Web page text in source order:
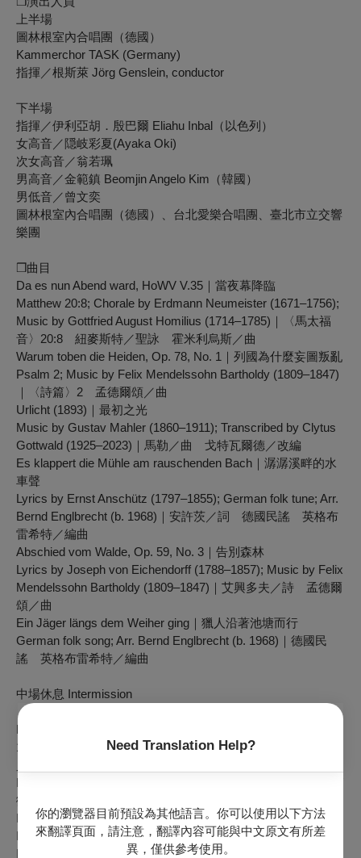
Need Translation Help?
你的瀏覽器目前預設為其他語言。你可以使用以下方法
來翻譯頁面，請注意，翻譯內容可能與中文原文有所差
異，僅供參考使用。
上半場
圖林根室內合唱團（德國）
Kammerchor TASK (Germany)
指揮／根斯萊 Jörg Genslein, conductor
下半場
指揮／伊利亞胡．殷巴爾 Eliahu Inbal（以色列）
女高音／隠岐彩夏(Ayaka Oki)
次女高音／翁若珮
男高音／金範鎮 Beomjin Angelo Kim（韓國）
男低音／曾文奕
圖林根室內合唱團（德國）、台北愛樂合唱團、臺北市立交響
樂團
❒曲目
Da es nun Abend ward, HoWV V.35｜當夜幕降臨
Matthew 20:8; Chorale by Erdmann Neumeister (1671–1756);
Music by Gottfried August Homilius (1714–1785)｜〈馬太福
音〉20:8 紐麥斯特／聖詠 霍米利烏斯／曲
Warum toben die Heiden, Op. 78, No. 1｜列國為什麼妄圖叛亂
Psalm 2; Music by Felix Mendelssohn Bartholdy (1809–1847)
｜〈詩篇〉2 孟德爾頌／曲
Urlicht (1893)｜最初之光
Music by Gustav Mahler (1860–1911); Transcribed by Clytus
Gottwald (1925–2023)｜馬勒／曲 戈特瓦爾德／改編
Es klappert die Mühle am rauschenden Bach｜潺潺溪畔的水
車聲
Lyrics by Ernst Anschütz (1797–1855); German folk tune; Arr.
Bernd Englbrecht (b. 1968)｜安許茨／詞 德國民謠 英格布
雷希特／編曲
Abschied vom Walde, Op. 59, No. 3｜告別森林
Lyrics by Joseph von Eichendorff (1788–1857); Music by Felix
Mendelssohn Bartholdy (1809–1847)｜艾興多夫／詩 孟德爾
頌／曲
Ein Jäger längs dem Weiher ging｜獵人沿著池塘而行
German folk song; Arr. Bernd Englbrecht (b. 1968)｜德國民
謠 英格布雷希特／編曲
中場休息 Intermission
L. v. Beethoven (1770–1827): Symphony No. 9 in D minor, Op.
125, “Choral”
I. Allegro ma non troppo, un poco maestoso 不太快的快板，稍
微莊嚴地
II. Molto vivace 極活潑的快板
III. Adagio molto e cantabile 如歌的慢板
IV. Presto – Allegro assai 急板－甚快板